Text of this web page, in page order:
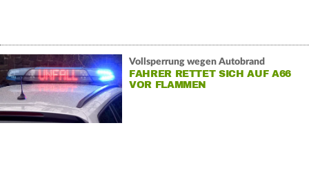
Vollsperrung wegen Autobrand
FAHRER RETTET SICH AUF A66
VOR FLAMMEN